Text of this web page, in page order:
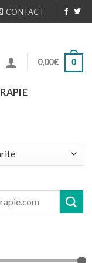
CONTACT
0,00€ 0